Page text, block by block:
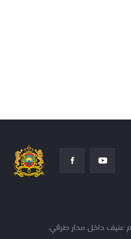
عنيف داخل مدار طرقي.